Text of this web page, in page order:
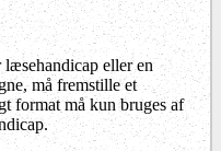
eller en
må fremstille et
format må kun bruges af